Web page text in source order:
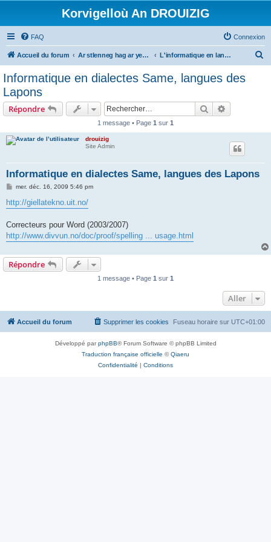
Korvigelloù An DROUIZIG
FAQ Connexion
Accueil du forum Ar stlenneg hag ar yezhoù bihan er bed a-bezh L'informatique en langues régionales et minoritaires
Informatique en dialectes Same, langues des
Lapons
Répondre Rechercher
1 message • Page 1 sur 1
drouizig
Site Admin
Informatique en dialectes Same, langues des Lapons
M
s
s
g
e
mer. déc. 16, 2009 5:46 pm
http://giellatekno.uit.no/
Correcteurs pour Word (2003/2007)
http://www.divvun.no/doc/proof/spelling ... usage.html
Répondre
1 message • Page 1 sur 1
Aller
Accueil du forum Fuseau horaire sur UTC+01:00
Supprimer les cookies
Développé parphpBB® Forum Software © phpBB Limited
Traduction française officielle ©Qiaeru
Confidentialité | Conditions